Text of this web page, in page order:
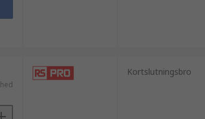
Kortslutningsbro